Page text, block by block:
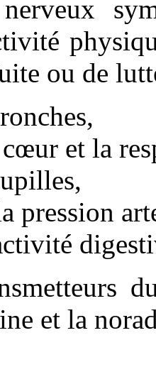
ou de
cœur et la
pression
et la